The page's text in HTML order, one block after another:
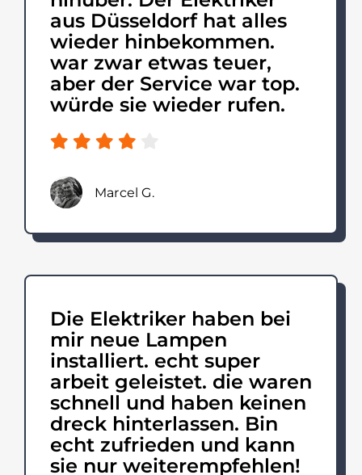
aus Düsseldorf hat alles
wieder hinbekommen.
war zwar etwas teuer,
aber der Service war top.
würde sie wieder rufen.
Marcel G.
Die Elektriker haben bei
mir neue Lampen
installiert. echt super
arbeit geleistet. die waren
schnell und haben keinen
dreck hinterlassen. Bin
echt zufrieden und kann
sie nur weiterempfehlen!